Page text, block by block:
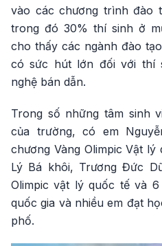
vào các chương trình đào
trong đó 30% thí sinh ở
cho thấy các ngành đào
có sức hút lớn đối với thí
nghệ bán dẫn.
Trong số những tâm sinh
của trường, có em
chương Vàng Olimpic Vật
Lý Bá khôi, Trương Đức
Olimpic vật lý quốc tế và
quốc gia và nhiều em đạt
phố.